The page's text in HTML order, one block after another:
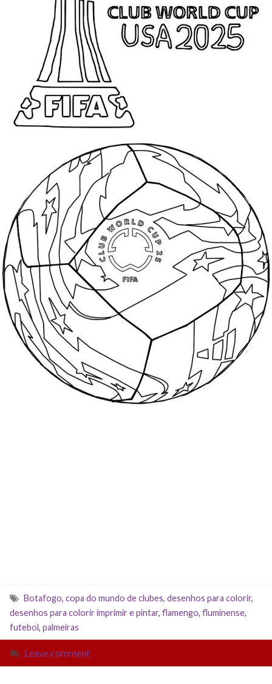
Botafogo, copa do mundo de clubes, desenhos para colorir,
desenhos para colorir imprimir e pintar, flamengo, fluminense,
futebol, palmeiras
Leave comment